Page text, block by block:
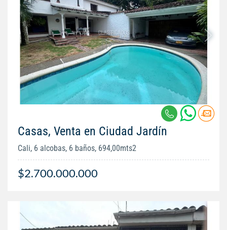
Casas, Venta en Ciudad Jardín
Cali, 6 alcobas, 6 baños, 694,00mts2
$2.700.000.000